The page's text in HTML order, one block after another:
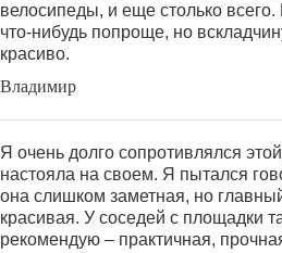
велосипеды, и еще столько
что-нибудь попроще, но
красиво.
Владимир
Я очень долго сопротивлялся
настояла на своем. Я пытался
она слишком заметная, но
красивая. У соседей с площадки
рекомендую – практичная,